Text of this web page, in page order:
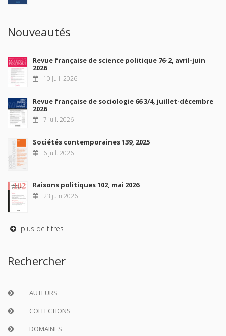
Nouveautés
Revue française de science politique 76-2, avril-juin
2026
10 juil. 2026
Revue française de sociologie 66 3/4, juillet-décembre
2026
7 juil. 2026
Sociétés contemporaines 139, 2025
6 juil. 2026
Raisons politiques 102, mai 2026
23 juin 2026
plus de titres
Rechercher
AUTEURS
COLLECTIONS
DOMAINES